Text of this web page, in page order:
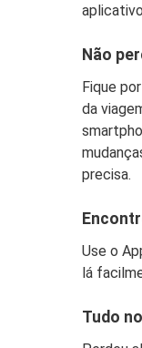
Não
Fique
da
precisa.
Use o
lá
Tudo